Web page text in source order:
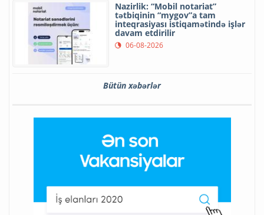
Nazirlik: “Mobil notariat”
tətbiqinin “mygov”a tam
inteqrasiyası istiqamətində işlər
davam etdirilir
06-08-2026
Bütün xəbərlər